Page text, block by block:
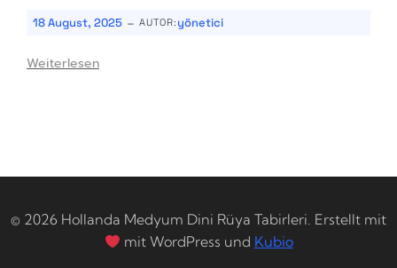
18 August, 2025 - AUTOR: yönetici
Weiterlesen
© 2026 Hollanda Medyum Dini Rüya Tabirleri. Erstellt mit
mit WordPress und Kubio